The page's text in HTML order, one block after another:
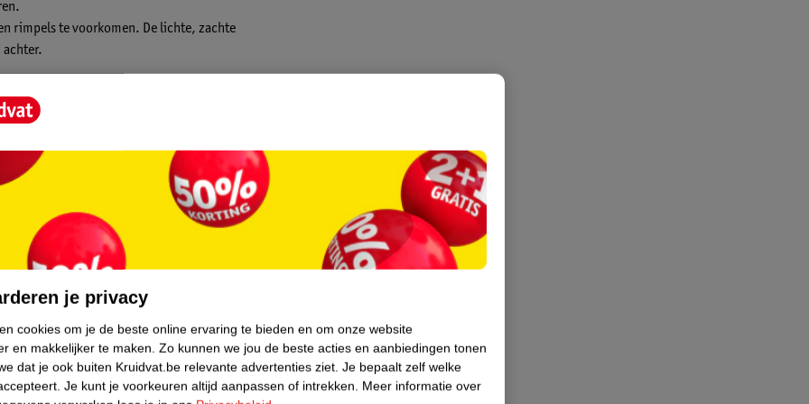
rimpels te voorkomen. De lichte, zachte
achter.
glow en stimuleert de
je huid voller. Een complex van vijf
je privacy
cookies om je de beste online ervaring te bieden en om onze website
en makkelijker te maken. Zo kunnen we jou de beste acties en aanbiedingen tonen
dat je ook buiten Kruidvat.be relevante advertenties ziet. Je bepaalt zelf welke
Je kunt je voorkeuren altijd aanpassen of intrekken. Meer informatie over